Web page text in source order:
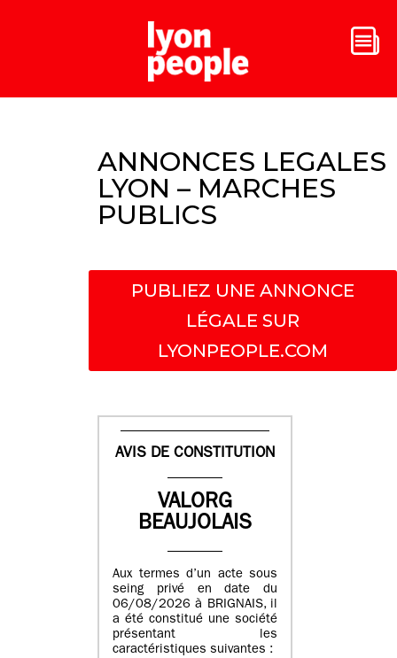
ANNONCES LEGALES
LYON – MARCHES
PUBLICS
PUBLIEZ UNE ANNONCE
LÉGALE SUR
LYONPEOPLE.COM
AVIS DE CONSTITUTION
VALORG
BEAUJOLAIS
Aux termes d’un acte sous
seing privé en date du
06/08/2026 à BRIGNAIS, il
a été constitué une société
présentant les
caractéristiques suivantes :